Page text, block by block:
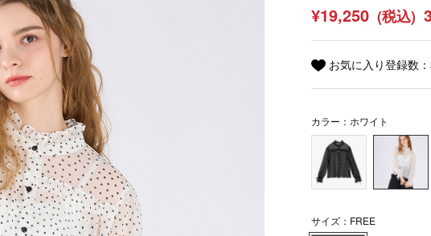
¥19,250 (税込)
お気に入り登録数：
カラー：ホワイト
サイズ：FREE